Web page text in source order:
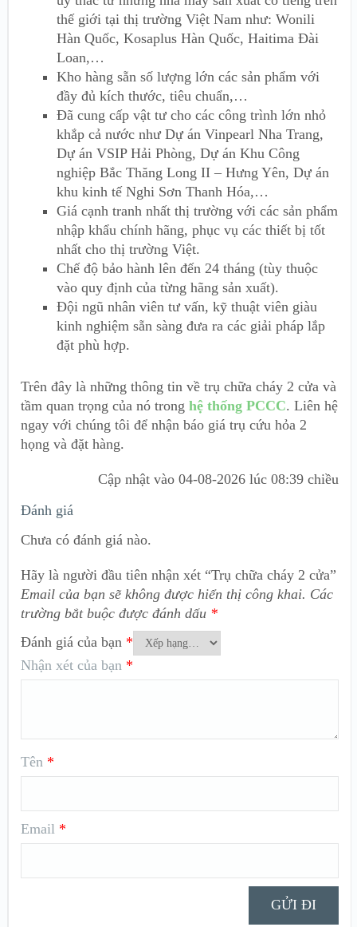
thế giới tại thị trường Việt Nam như: Wonili
Hàn Quốc, Kosaplus Hàn Quốc, Haitima Đài
Loan,…
Kho hàng sẵn số lượng lớn các sản phẩm với
đầy đủ kích thước, tiêu chuẩn,…
Đã cung cấp vật tư cho các công trình lớn nhỏ
khắp cả nước như Dự án Vinpearl Nha Trang,
Dự án VSIP Hải Phòng, Dự án Khu Công
nghiệp Bắc Thăng Long II – Hưng Yên, Dự án
khu kinh tế Nghi Sơn Thanh Hóa,…
Giá cạnh tranh nhất thị trường với các sản phẩm
nhập khẩu chính hãng, phục vụ các thiết bị tốt
nhất cho thị trường Việt.
Chế độ bảo hành lên đến 24 tháng (tùy thuộc
vào quy định của từng hãng sản xuất).
Đội ngũ nhân viên tư vấn, kỹ thuật viên giàu
kinh nghiệm sẵn sàng đưa ra các giải pháp lắp
đặt phù hợp.
Trên đây là những thông tin về trụ chữa cháy 2 cửa và
tầm quan trọng của nó trong hệ thống PCCC. Liên hệ
ngay với chúng tôi để nhận báo giá trụ cứu hỏa 2
họng và đặt hàng.
Cập nhật vào 04-08-2026 lúc 08:39 chiều
Đánh giá
Chưa có đánh giá nào.
Hãy là người đầu tiên nhận xét “Trụ chữa cháy 2 cửa”
Email của bạn sẽ không được hiển thị công khai. Các
trường bắt buộc được đánh dấu *
Đánh giá của bạn *
Nhận xét của bạn *
Tên *
Email *